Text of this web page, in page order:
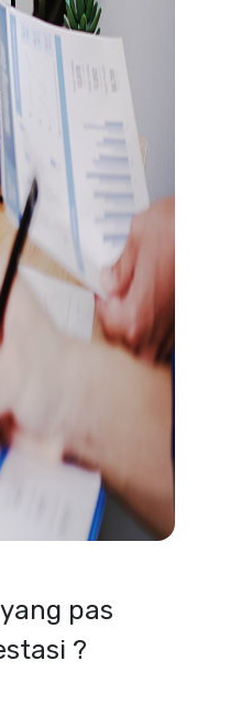
pas
?